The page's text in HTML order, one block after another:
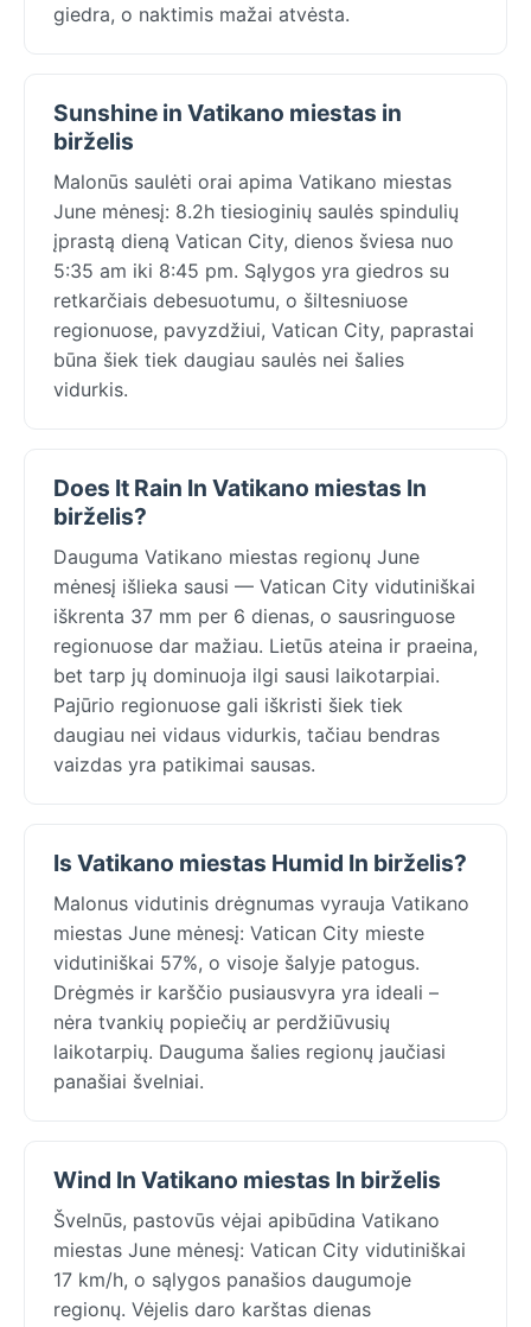
giedra, o naktimis mažai atvėsta.
Sunshine in Vatikano miestas in
birželis
Malonūs saulėti orai apima Vatikano miestas
June mėnesį: 8.2h tiesioginių saulės spindulių
įprastą dieną Vatican City, dienos šviesa nuo
5:35 am iki 8:45 pm. Sąlygos yra giedros su
retkarčiais debesuotumu, o šiltesniuose
regionuose, pavyzdžiui, Vatican City, paprastai
būna šiek tiek daugiau saulės nei šalies
vidurkis.
Does It Rain In Vatikano miestas In
birželis?
Dauguma Vatikano miestas regionų June
mėnesį išlieka sausi — Vatican City vidutiniškai
iškrenta 37 mm per 6 dienas, o sausringuose
regionuose dar mažiau. Lietūs ateina ir praeina,
bet tarp jų dominuoja ilgi sausi laikotarpiai.
Pajūrio regionuose gali iškristi šiek tiek
daugiau nei vidaus vidurkis, tačiau bendras
vaizdas yra patikimai sausas.
Is Vatikano miestas Humid In birželis?
Malonus vidutinis drėgnumas vyrauja Vatikano
miestas June mėnesį: Vatican City mieste
vidutiniškai 57%, o visoje šalyje patogus.
Drėgmės ir karščio pusiausvyra yra ideali –
nėra tvankių popiečių ar perdžiūvusių
laikotarpių. Dauguma šalies regionų jaučiasi
panašiai švelniai.
Wind In Vatikano miestas In birželis
Švelnūs, pastovūs vėjai apibūdina Vatikano
miestas June mėnesį: Vatican City vidutiniškai
17 km/h, o sąlygos panašios daugumoje
regionų. Vėjelis daro karštas dienas